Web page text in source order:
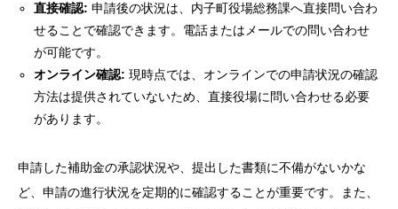
直接確認: 申請後の状況は、内子町役場総務課へ直接問い合わ
せることで確認できます。電話またはメールでの問い合わせ
が可能です。
オンライン確認: 現時点では、オンラインでの申請状況の確認
方法は提供されていないため、直接役場に問い合わせる必要
があります。
申請した補助金の承認状況や、提出した書類に不備がないかな
ど、申請の進行状況を定期的に確認することが重要です。また、